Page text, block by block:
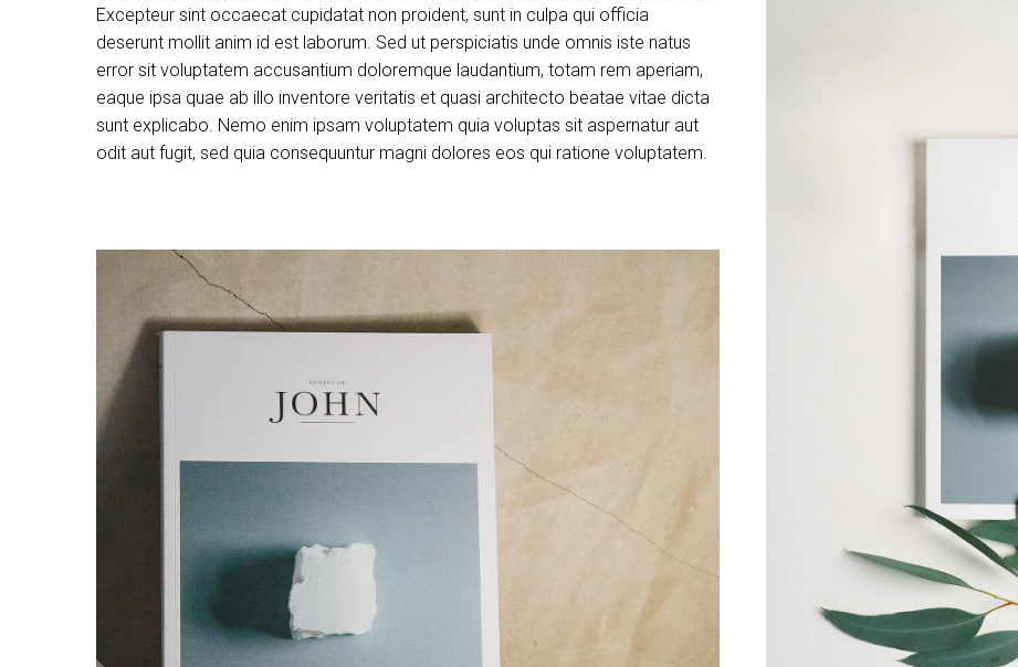
Excepteur sint occaecat cupidatat non proident, sunt in culpa qui officia
deserunt mollit anim id est laborum. Sed ut perspiciatis unde omnis iste natus
error sit voluptatem accusantium doloremque laudantium, totam rem aperiam,
eaque ipsa quae ab illo inventore veritatis et quasi architecto beatae vitae dicta
sunt explicabo. Nemo enim ipsam voluptatem quia voluptas sit aspernatur aut
odit aut fugit, sed quia consequuntur magni dolores eos qui ratione voluptatem.